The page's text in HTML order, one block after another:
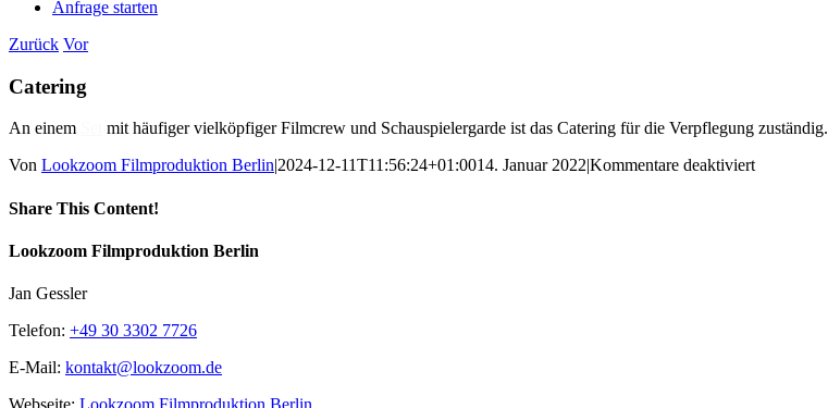
Anfrage starten
Zurück Vor
Catering
An einem
mit häufiger vielköpfiger Filmcrew und Schauspielergarde ist das Catering für die Verpflegung zuständig.
Von Lookzoom Filmproduktion Berlin|2024-12-11T11:56:24+01:0014. Januar 2022|Kommentare deaktiviertfür
Share This Content!
Facebook
X
Reddit
LinkedIn
WhatsApp
Tumblr
Pinterest
Vk
Xing
E-
Lookzoom Filmproduktion Berlin
Jan Gessler
Telefon: +49 30 3302 7726
E-Mail: kontakt@lookzoom.de